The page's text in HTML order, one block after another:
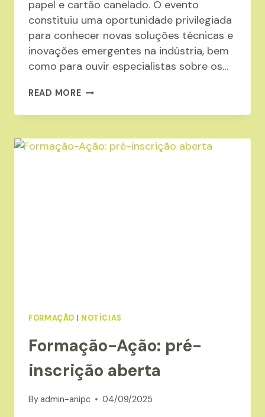
papel e cartão canelado. O evento
constituiu uma oportunidade privilegiada
para conhecer novas soluções técnicas e
inovações emergentes na indústria, bem
como para ouvir especialistas sobre os…
READ MOREANIPC
SEMINÁRIO
TÉCNICO
FORMAÇÃO NOTÍCIAS
Formação-Ação: pré-
inscrição aberta
Byadmin-anipc 04/09/2025